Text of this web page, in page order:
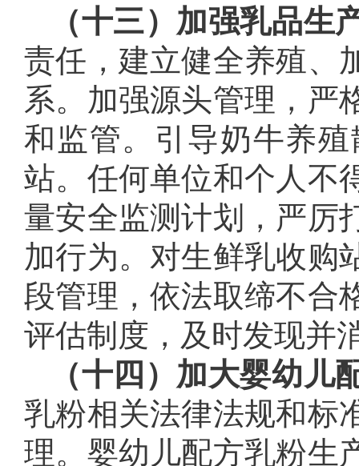
（十三）加强乳品生
责任，建立健全养殖、
系。加强源头管理，严
和监管。引导奶牛养
站。任何单位和个人不
量安全监测计划，严厉
加行为。对生鲜乳收购
段管理，依法取缔不合
评估制度，及时发现并
（十四）加大婴幼儿
乳粉相关法律法规和标
理。婴幼儿配方乳粉生